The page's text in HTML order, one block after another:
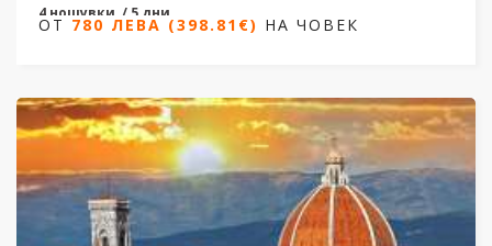
4 нощувки / 5 дни
ОТ780 ЛЕВА (398.81€)НА ЧОВЕК
ОТ 780 ЛЕВА (398.81€) НА ЧОВЕК